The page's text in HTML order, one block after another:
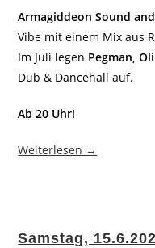
Armagiddeon Sound
Vibe mit einem Mix aus
Im Juli legen Pegman,
Dub & Dancehall auf.
Ab 20 Uhr!
Weiterlesen →
Samstag,